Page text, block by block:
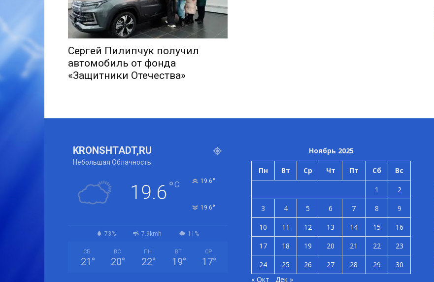
Сергей Пилипчук получил
автомобиль от фонда
«Защитники Отечества»
KRONSHTADT,RU
Небольшая Облачность
19.6°C 19.6°
19.6°
73% 7.9kmh 11%
СБ
21 °
ВС
20°
ПН
22°
ВТ
19°
СР
17°
Ноябрь 2025
Пн Вт Ср Чт Пт Сб Вс
1
2
3
4 5 6 7 8
9
10
11 12 13 14 15
16
17
18 19 20 21 22
23
24
25 26 27 28 29
30
« Окт
Дек »